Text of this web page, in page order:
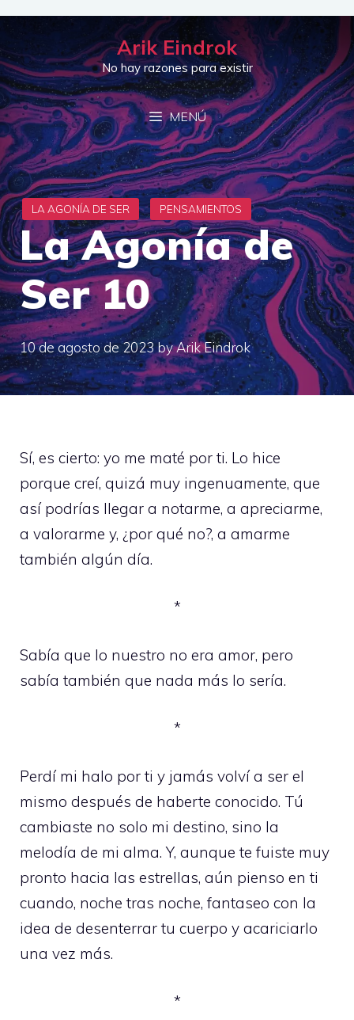
Saltar
contenido
Arik Eindrok
No hay razones para existir
MENÚ
La Agonía de
Ser 10
10 de agosto de 2023byArik Eindrok
Sí, es cierto: yo me maté por ti. Lo hice
porque creí, quizá muy ingenuamente, que
así podrías llegar a notarme, a apreciarme,
a valorarme y, ¿por qué no?, a amarme
también algún día.
*
Sabía que lo nuestro no era amor, pero
sabía también que nada más lo sería.
*
Perdí mi halo por ti y jamás volví a ser el
mismo después de haberte conocido. Tú
cambiaste no solo mi destino, sino la
melodía de mi alma. Y, aunque te fuiste muy
pronto hacia las estrellas, aún pienso en ti
cuando, noche tras noche, fantaseo con la
idea de desenterrar tu cuerpo y acariciarlo
una vez más.
*